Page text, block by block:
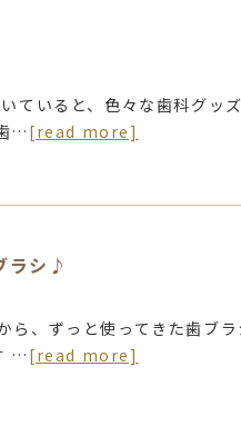
ていると、色々な歯科グッ
… [read more]
ラシ♪
ら、ずっと使ってきた歯ブ
…[read more]